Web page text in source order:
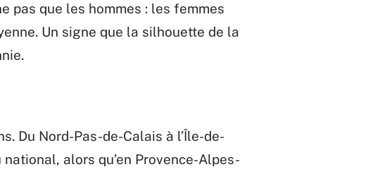
pas que les hommes : les femmes
Un signe que la silhouette de la
Du Nord-Pas-de-Calais à l’Île-de-
alors qu’en Provence-Alpes-